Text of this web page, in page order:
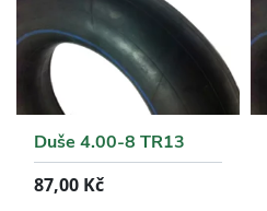
Duše 4.00-8 TR13
87,00 Kč